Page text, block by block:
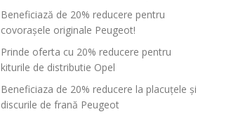
Beneficiază de 20% reducere pentru
covorașele originale Peugeot!
Prinde oferta cu 20% reducere pentru
kiturile de distributie Opel
Beneficiaza de 20% reducere la placuțele și
discurile de frană Peugeot